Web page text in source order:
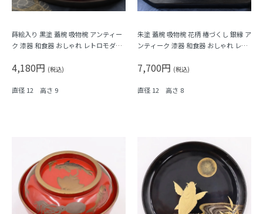
蒔絵入り 黒塗 蓋椀 吸物椀 アンティー
ク 漆器 和食器 おしゃれ レトロモダン
4,180円 (税込)
直径 12 高さ 9
朱塗 蓋椀 吸物椀 花柄 椿づくし 銀縁 ア
ンティーク 漆器 和食器 おしゃれ レト
7,700円 (税込)
直径 12 高さ 8